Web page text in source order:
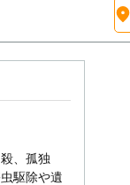
、孤独
駆除や遺